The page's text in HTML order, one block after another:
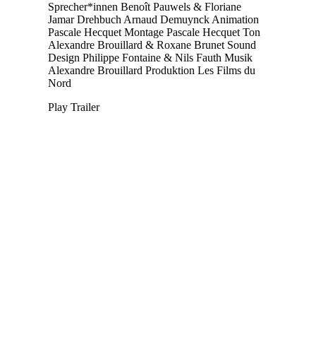
Sprecher*innen Benoît Pauwels & Floriane
Jamar Drehbuch Arnaud Demuynck Animation
Pascale Hecquet Montage Pascale Hecquet Ton
Alexandre Brouillard & Roxane Brunet Sound
Design Philippe Fontaine & Nils Fauth Musik
Alexandre Brouillard Produktion Les Films du
Nord
Play Trailer